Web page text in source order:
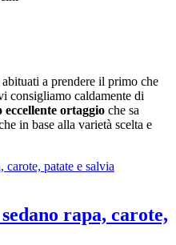
abituati a prendere il primo che
consigliamo caldamente di
eccellente ortaggio che sa
in base alla varietà scelta e
rapa, carote,